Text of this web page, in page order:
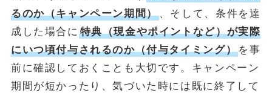
るのか（キャンペーン期間）、そして、条件を達
成した場合に 特典（現金やポイントなど）が実際
にいつ頃付与されるのか（付与タイミング） を事
前に確認しておくことも大切です。キャンペーン
期間が短かったり、気づいた時には既に終了して